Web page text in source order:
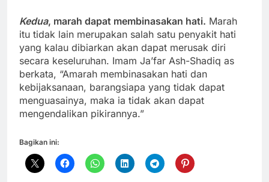
Kedua, marah dapat membinasakan hati. Marah
itu tidak lain merupakan salah satu penyakit hati
yang kalau dibiarkan akan dapat merusak diri
secara keseluruhan. Imam Ja’far Ash-Shadiq as
berkata, “Amarah membinasakan hati dan
kebijaksanaan, barangsiapa yang tidak dapat
menguasainya, maka ia tidak akan dapat
mengendalikan pikirannya.”
Bagikan ini: